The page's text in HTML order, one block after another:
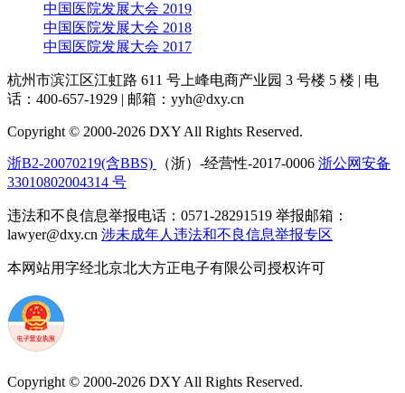
中国医院发展大会 2019
中国医院发展大会 2018
中国医院发展大会 2017
杭州市滨江区江虹路 611 号上峰电商产业园 3 号楼 5 楼 | 电
话：400-657-1929 | 邮箱：yyh@dxy.cn
Copyright © 2000-2026 DXY All Rights Reserved.
浙B2-20070219(含BBS) （浙）-经营性-2017-0006 浙公网安备
33010802004314 号
违法和不良信息举报电话：0571-28291519 举报邮箱：
lawyer@dxy.cn 涉未成年人违法和不良信息举报专区
本网站用字经北京北大方正电子有限公司授权许可
Copyright © 2000-2026 DXY All Rights Reserved.